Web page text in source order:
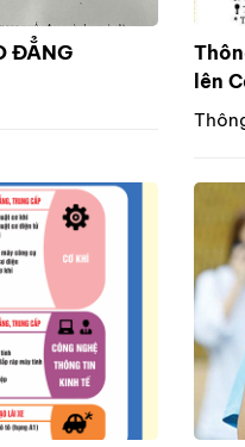
ĐẲNG
lên